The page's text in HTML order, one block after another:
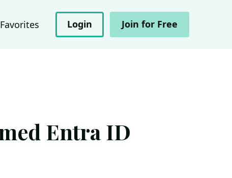
Favorites Login Join for Free
Entra ID